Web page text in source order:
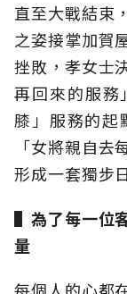
直至大戰結束
之姿接掌加賀
挫敗，孝女士
再回來的服
膝」服務的起
「女將親自
形成一套獨步
▌為了每一位
量